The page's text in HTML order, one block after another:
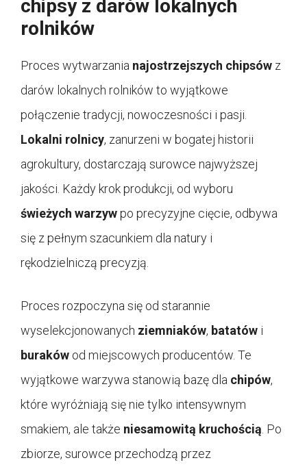
chipsy z darów lokalnych
rolników
Proces wytwarzania najostrzejszych chipsów z
darów lokalnych rolników to wyjątkowe
połączenie tradycji, nowoczesności i pasji.
Lokalni rolnicy, zanurzeni w bogatej historii
agrokultury, dostarczają surowce najwyższej
jakości. Każdy krok produkcji, od wyboru
świeżych warzywpo precyzyjne cięcie, odbywa
się z pełnym szacunkiem dla natury i
rękodzielniczą precyzją.
Proces rozpoczyna się od starannie
wyselekcjonowanych ziemniaków, batatów i
buraków od miejscowych producentów. Te
wyjątkowe warzywa stanowią bazę dla chipów,
które wyróżniają się nie tylko intensywnym
smakiem, ale także niesamowitą kruchością . Po
zbiorze, surowce przechodzą przez